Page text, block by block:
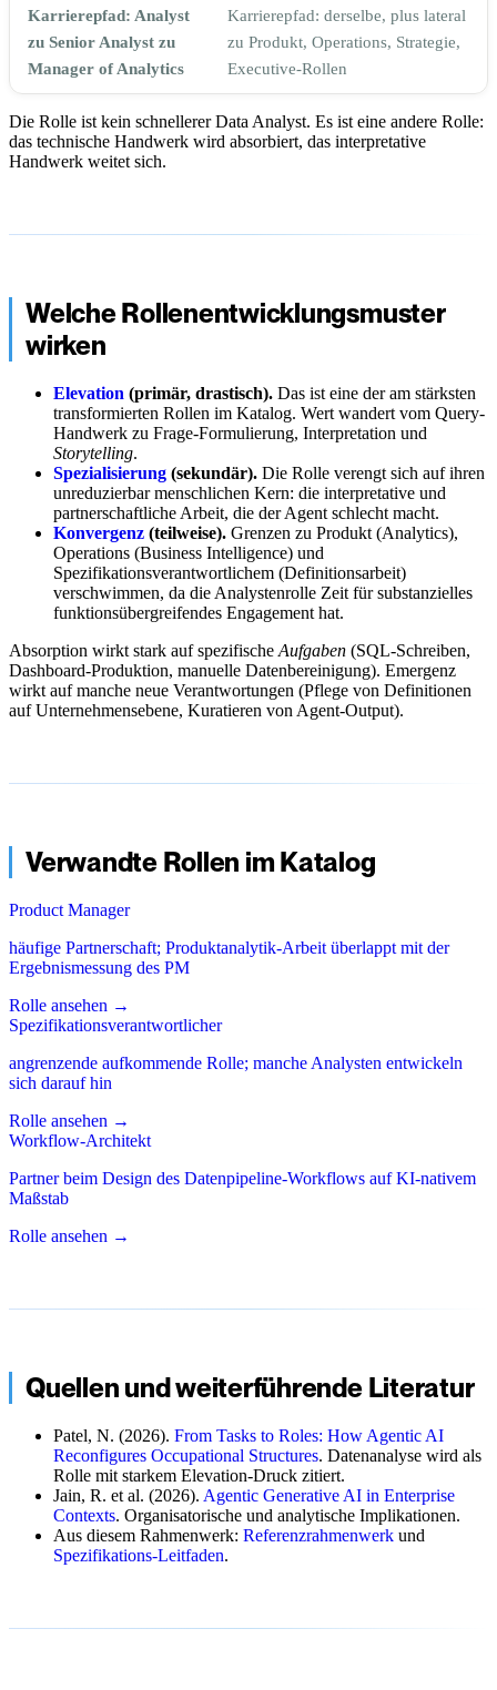
Karrierepfad: Analyst
zu Senior Analyst zu
Manager of Analytics
Karrierepfad: derselbe, plus lateral
zu Produkt, Operations, Strategie,
Executive-Rollen
Die Rolle ist kein schnellerer Data Analyst. Es ist eine andere Rolle:
das technische Handwerk wird absorbiert, das interpretative
Handwerk weitet sich.
Welche Rollenentwicklungsmuster
wirken
Elevation (primär, drastisch). Das ist eine der am stärksten
transformierten Rollen im Katalog. Wert wandert vom Query-
Handwerk zu Frage-Formulierung, Interpretation und
Storytelling.
Spezialisierung (sekundär). Die Rolle verengt sich auf ihren
unreduzierbar menschlichen Kern: die interpretative und
partnerschaftliche Arbeit, die der Agent schlecht macht.
Konvergenz (teilweise). Grenzen zu Produkt (Analytics),
Operations (Business Intelligence) und
Spezifikationsverantwortlichem (Definitionsarbeit)
verschwimmen, da die Analystenrolle Zeit für substanzielles
funktionsübergreifendes Engagement hat.
Absorption wirkt stark auf spezifische Aufgaben (SQL-Schreiben,
Dashboard-Produktion, manuelle Datenbereinigung). Emergenz
wirkt auf manche neue Verantwortungen (Pflege von Definitionen
auf Unternehmensebene, Kuratieren von Agent-Output).
Verwandte Rollen im Katalog
Product Manager
häufige Partnerschaft; Produktanalytik-Arbeit überlappt mit der
Ergebnismessung des PM
Rolle ansehen →
Spezifikationsverantwortlicher
angrenzende aufkommende Rolle; manche Analysten entwickeln
sich darauf hin
Rolle ansehen →
Workflow-Architekt
Partner beim Design des Datenpipeline-Workflows auf KI-nativem
Maßstab
Rolle ansehen →
Quellen und weiterführende Literatur
Patel, N. (2026). From Tasks to Roles: How Agentic AI
Reconfigures Occupational Structures. Datenanalyse wird als
Rolle mit starkem Elevation-Druck zitiert.
Jain, R. et al. (2026). Agentic Generative AI in Enterprise
Contexts. Organisatorische und analytische Implikationen.
Aus diesem Rahmenwerk: Referenzrahmenwerk und
Spezifikations-Leitfaden.